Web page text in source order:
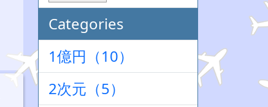
Categories
1億円（10）
2次元（5）